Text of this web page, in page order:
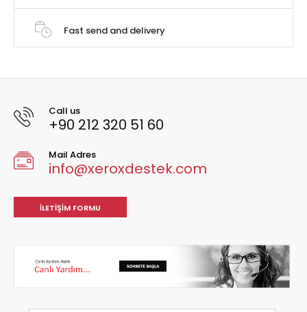
Fast send and delivery
Call us
+90 212 320 51 60
Mail Adres
info@xeroxdestek.com
İLETIŞIM FORMU